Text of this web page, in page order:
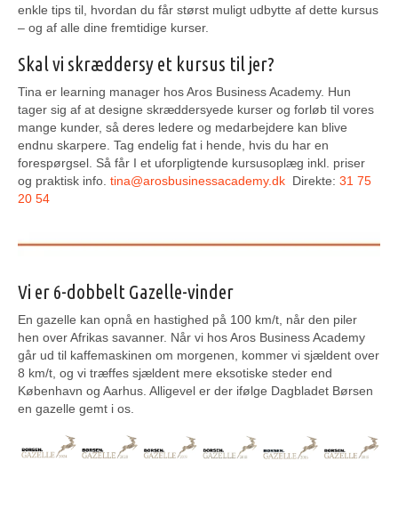
enkle tips til, hvordan du får størst muligt udbytte af dette kursus
– og af alle dine fremtidige kurser.
Skal vi skræddersy et kursus til jer?
Tina er learning manager hos Aros Business Academy. Hun
tager sig af at designe skræddersyede kurser og forløb til vores
mange kunder, så deres ledere og medarbejdere kan blive
endnu skarpere. Tag endelig fat i hende, hvis du har en
forespørgsel. Så får I et uforpligtende kursusoplæg inkl. priser
og praktisk info. tina@arosbusinessacademy.dk Direkte: 31 75
20 54
Vi er 6-dobbelt Gazelle-vinder
En gazelle kan opnå en hastighed på 100 km/t, når den piler
hen over Afrikas savanner. Når vi hos Aros Business Academy
går ud til kaffemaskinen om morgenen, kommer vi sjældent over
8 km/t, og vi træffes sjældent mere eksotiske steder end
København og Aarhus. Alligevel er der ifølge Dagbladet Børsen
en gazelle gemt i os.